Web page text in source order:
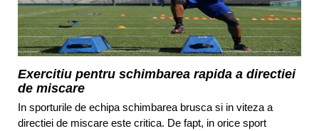
Exercitiu pentru schimbarea rapida a directiei
de miscare
In sporturile de echipa schimbarea brusca si in viteza a
directiei de miscare este critica. De fapt, in orice sport